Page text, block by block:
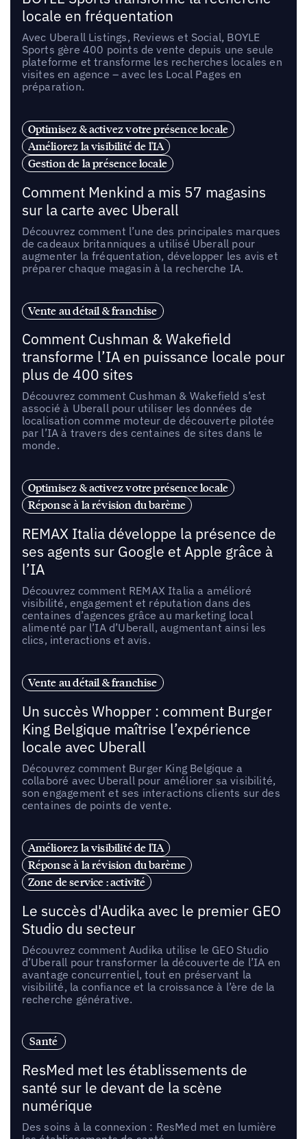
locale en fréquentation
Avec Uberall Listings, Reviews et Social, BOYLE
Sports gère 400 points de vente depuis une seule
plateforme et transforme les recherches locales en
visites en agence – avec les Local Pages en
préparation.
Optimisez & activez votre présence locale
Améliorez la visibilité de l'IA
Gestion de la présence locale
Comment Menkind a mis 57 magasins
sur la carte avec Uberall
Découvrez comment l’une des principales marques
de cadeaux britanniques a utilisé Uberall pour
augmenter la fréquentation, développer les avis et
préparer chaque magasin à la recherche IA.
Vente au détail & franchise
Comment Cushman & Wakefield
transforme l’IA en puissance locale pour
plus de 400 sites
Découvrez comment Cushman & Wakefield s’est
associé à Uberall pour utiliser les données de
localisation comme moteur de découverte pilotée
par l’IA à travers des centaines de sites dans le
monde.
Optimisez & activez votre présence locale
Réponse à la révision du barème
REMAX Italia développe la présence de
ses agents sur Google et Apple grâce à
l’IA
Découvrez comment REMAX Italia a amélioré
visibilité, engagement et réputation dans des
centaines d’agences grâce au marketing local
alimenté par l’IA d’Uberall, augmentant ainsi les
clics, interactions et avis.
Vente au détail & franchise
Un succès Whopper : comment Burger
King Belgique maîtrise l’expérience
locale avec Uberall
Découvrez comment Burger King Belgique a
collaboré avec Uberall pour améliorer sa visibilité,
son engagement et ses interactions clients sur des
centaines de points de vente.
Améliorez la visibilité de l'IA
Réponse à la révision du barème
Zone de service : activité
Le succès d'Audika avec le premier GEO
Studio du secteur
Découvrez comment Audika utilise le GEO Studio
d’Uberall pour transformer la découverte de l’IA en
avantage concurrentiel, tout en préservant la
visibilité, la confiance et la croissance à l’ère de la
recherche générative.
Santé
ResMed met les établissements de
santé sur le devant de la scène
numérique
Des soins à la connexion : ResMed met en lumière